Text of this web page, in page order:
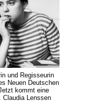
und Regisseurin
Neuen Deutschen
kommt eine
Claudia Lenssen